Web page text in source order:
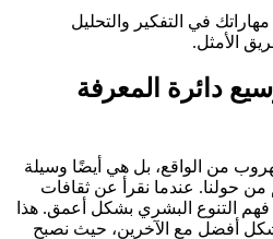
في التفكير والتحليل
الأمثل.
دائرة المعرفة
من الواقع، بل هي أيضًا وسيلة
من حولنا. عندما نقرأ عن ثقافات
فهم التنوع البشري بشكل أعمق. هذا
أفضل مع الآخرين، حيث نصبح